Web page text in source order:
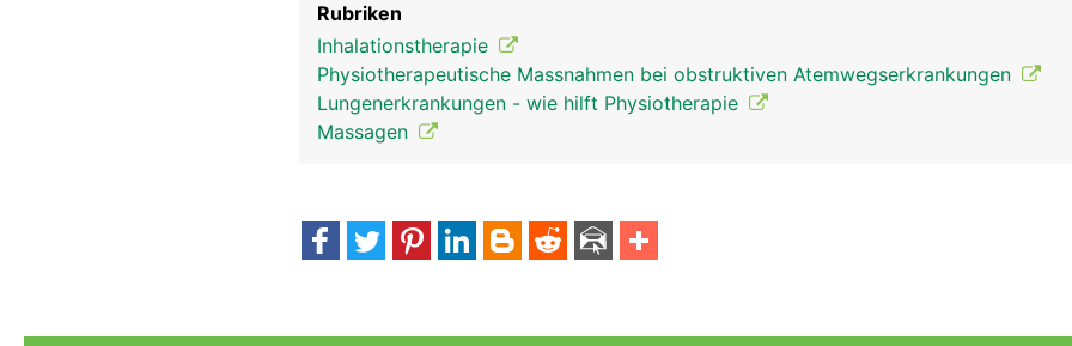
Rubriken
Inhalationstherapie
Physiotherapeutische Massnahmen bei obstruktiven Atemwegserkrankungen
Lungenerkrankungen - wie hilft Physiotherapie
Massagen